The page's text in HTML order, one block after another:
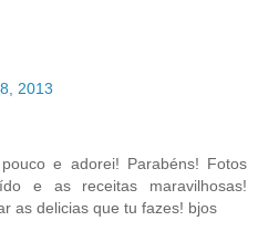
2013
e adorei! Parabéns! Fotos
e as receitas maravilhosas!
as delicias que tu fazes! bjos